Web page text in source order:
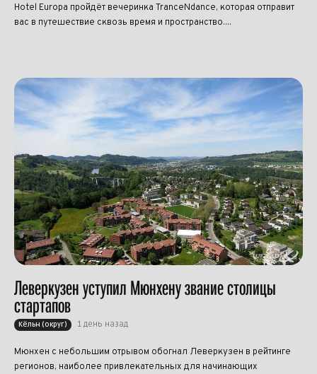
Hotel Europa пройдёт вечеринка TranceNdance, которая отправит
вас в путешествие сквозь время и пространство....
Леверкузен уступил Мюнхену звание столицы
стартапов
Кёльн (округ) 1 день назад
Мюнхен с небольшим отрывом обогнал Леверкузен в рейтинге
регионов, наиболее привлекательных для начинающих